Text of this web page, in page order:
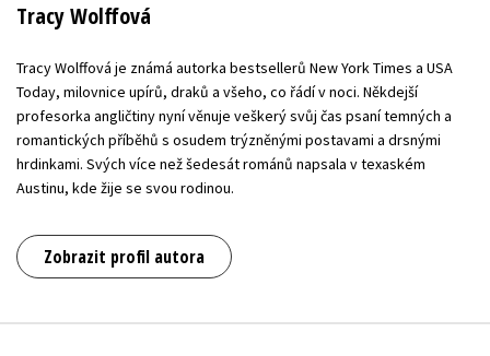
Tracy Wolffová
Tracy Wolffová je známá autorka bestsellerů New York Times a USA
Today, milovnice upírů, draků a všeho, co řádí v noci. Někdejší
profesorka angličtiny nyní věnuje veškerý svůj čas psaní temných a
romantických příběhů s osudem trýzněnými postavami a drsnými
hrdinkami. Svých více než šedesát románů napsala v texaském
Austinu, kde žije se svou rodinou.
Zobrazit profil autora